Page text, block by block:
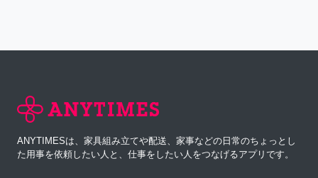
ANYTIMESは、家具組み立てや配送、家事などの日常のちょっとし
た用事を依頼したい人と、仕事をしたい人をつなげるアプリです。